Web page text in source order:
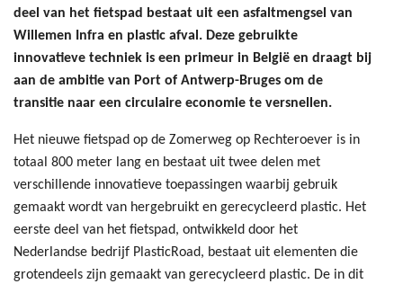
deel van het fietspad bestaat uit een asfaltmengsel van
Willemen Infra en plastic afval. Deze gebruikte
innovatieve techniek is een primeur in België en draagt bij
aan de ambitie van Port of Antwerp-Bruges om de
transitie naar een circulaire economie te versnellen.
Het nieuwe fietspad op de Zomerweg op Rechteroever is in
totaal 800 meter lang en bestaat uit twee delen met
verschillende innovatieve toepassingen waarbij gebruik
gemaakt wordt van hergebruikt en gerecycleerd plastic. Het
eerste deel van het fietspad, ontwikkeld door het
Nederlandse bedrijf PlasticRoad, bestaat uit elementen die
grotendeels zijn gemaakt van gerecycleerd plastic. De in dit